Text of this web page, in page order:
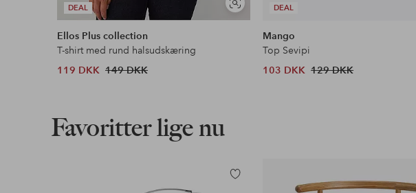
DEAL
Se
lignende
Ellos Plus collection
T-shirt med rund halsudskæring
119 DKK 149 DKK
DEAL
Mango
Top Sevipi
103 DKK 129 DKK
Favoritter lige nu
Tilføj